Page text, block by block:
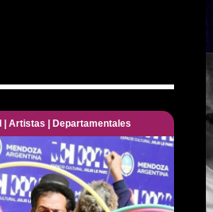
|Artistas Departamentales